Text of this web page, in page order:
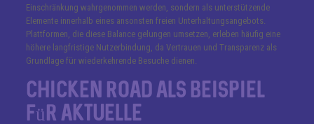
Einschränkung wahrgenommen werden, sondern als unterstützende
Elemente innerhalb eines ansonsten freien Unterhaltungsangebots.
Plattformen, die diese Balance gelungen umsetzen, erleben häufig eine
höhere langfristige Nutzerbindung, da Vertrauen und Transparenz als
Grundlage für wiederkehrende Besuche dienen.
chicken road als Beispiel
für aktuelle